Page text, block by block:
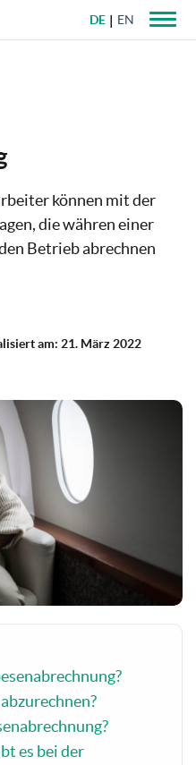
DE EN
können mit der
die währen einer
Betrieb abrechnen
am: 21. März 2022
es bei der